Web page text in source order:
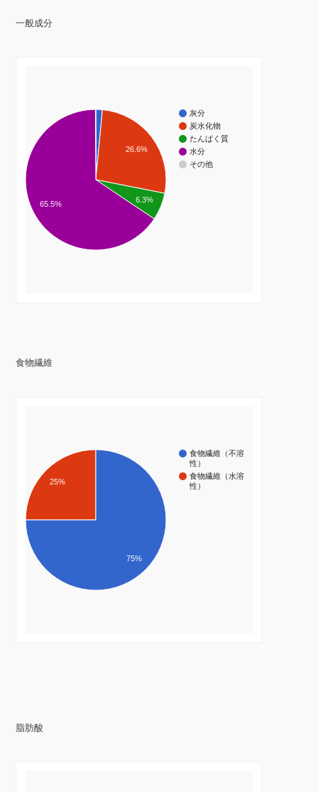
一般成分
灰分
炭水化物
たんぱく質
水分
その他
26.6%
6.3%
65.5%
食物繊維
食物繊維（不溶
性）
食物繊維（水溶
性）
25%
75%
脂肪酸